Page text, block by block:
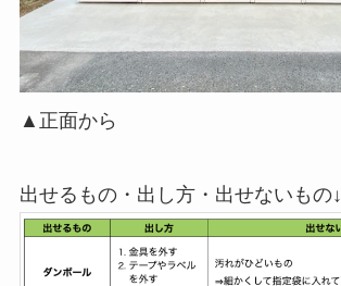
▲正面から
出せるもの・出し方・出せないもの↓